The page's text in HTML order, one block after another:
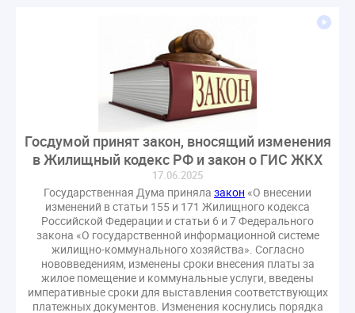
жалобы
жилищный надзор
изменения в ЖК РФ
изменения в Положение
индексация
индикаторы риска
кадры
категория риска
кворум ОСС
коммунальные ресурсы
коррупция
микрогенерация
надзор
неосновательное обогащение
непредвиденные расходы
нормотворчество
общедомовое имущество
общедомовой прибор учета
общее собрание
общественный совет
объект культурного наследия
оплата отопления
особенности взимания пени
Госдумой принят закон, вносящий изменения
в Жилищный кодекс РФ и закон о ГИС ЖКХ
17.06.2025
Государственная Дума приняла закон «О внесении
изменений в статьи 155 и 171 Жилищного кодекса
Российской Федерации и статьи 6 и 7 Федерального
закона «О государственной информационной системе
жилищно-коммунального хозяйства». Согласно
нововведениям, изменены сроки внесения платы за
жилое помещение и коммунальные услуги, введены
императивные сроки для выставления соответствующих
платежных документов. Изменения коснулись порядка